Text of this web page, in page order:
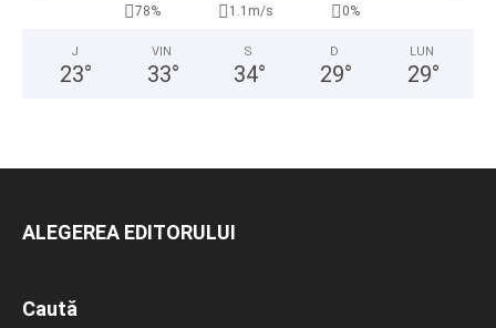
78% 1.1m/s 0%
J
23°
VIN
33°
S
34°
D
29°
LUN
29°
ALEGEREA EDITORULUI
Caută